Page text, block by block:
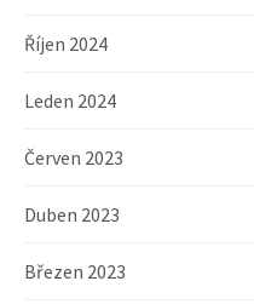
Říjen 2024
Leden 2024
Červen 2023
Duben 2023
Březen 2023